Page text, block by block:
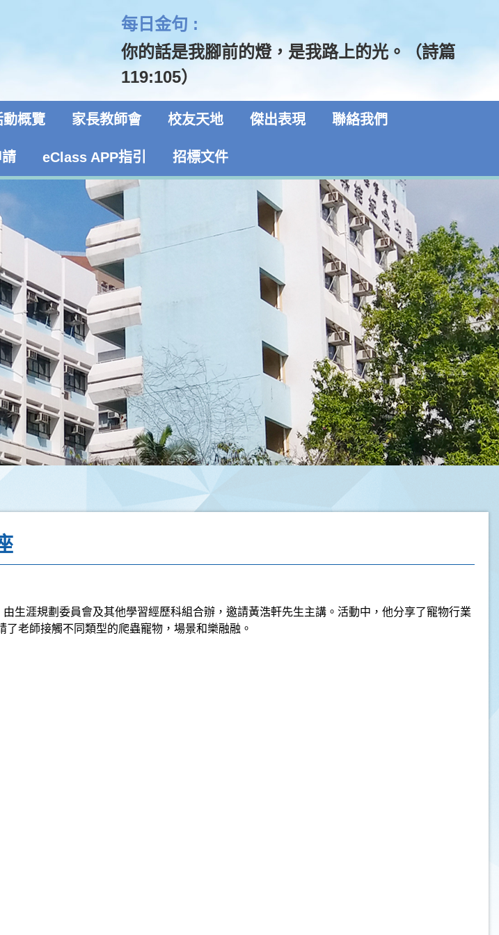
每日金句 :
你的話是我腳前的燈，是我路上的光。（詩篇
119:105）
動概覽 家長教師會 校友天地 傑出表現 聯絡我們
eClass APP指引 招標文件
生涯規劃委員會及其他學習經歷科組合辦，邀請黃浩軒先生主講。活動中，他分享了寵物行業
老師接觸不同類型的爬蟲寵物，場景和樂融融。